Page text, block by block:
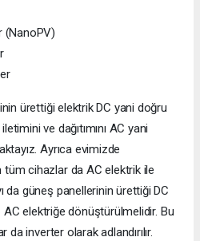
(NanoPV)
ürettiği elektrik DC yani doğru
ve dağıtımını AC yani
Ayrıca evimizde
tüm cihazlar da AC elektrik ile
da güneş panellerinin ürettiği DC
elektriğe dönüştürülmelidir. Bu
inverter olarak adlandırılır.